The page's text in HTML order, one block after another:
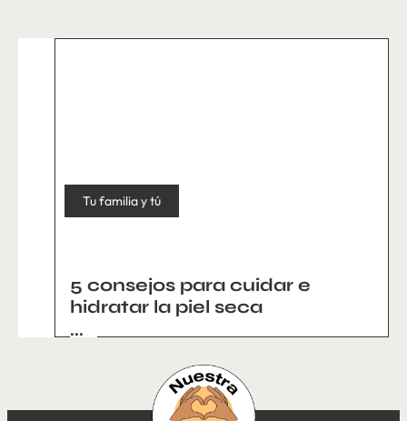
Tu familia y tú
5 consejos para cuidar e
hidratar la piel seca
...